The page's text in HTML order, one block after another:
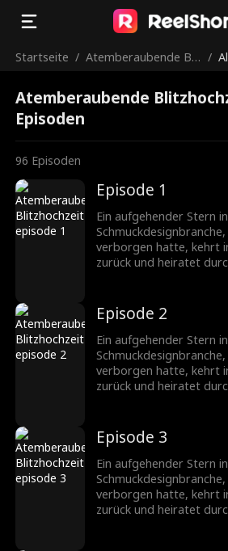
Startseite / Atemberaubende Blit /
Atemberaubende
Episoden
96 Episoden
Episode 1
Ein aufgehender Stern
verborgen hatte, kehrt
zurück und heiratet
verschiedene
wächst ihre Zuneigung
werden ein gefeiertes
Schmuckbranche.
Episode 2
Ein aufgehender Stern
verborgen hatte, kehrt
zurück und heiratet
verschiedene
wächst ihre Zuneigung
werden ein gefeiertes
Schmuckbranche.
Episode 3
Ein aufgehender Stern
verborgen hatte, kehrt
zurück und heiratet